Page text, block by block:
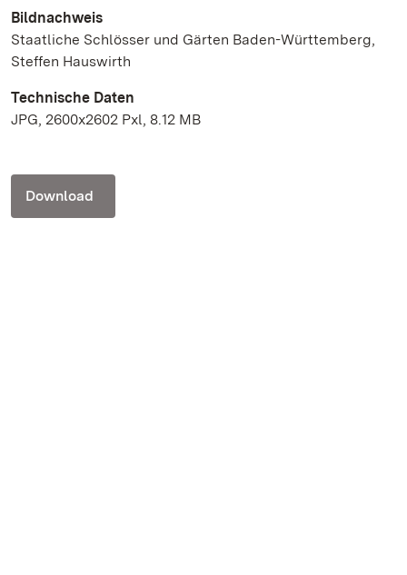
Bildnachweis
Staatliche Schlösser und Gärten Baden-Württemberg,
Steffen Hauswirth
Technische Daten
JPG, 2600x2602 Pxl, 8.12 MB
Download